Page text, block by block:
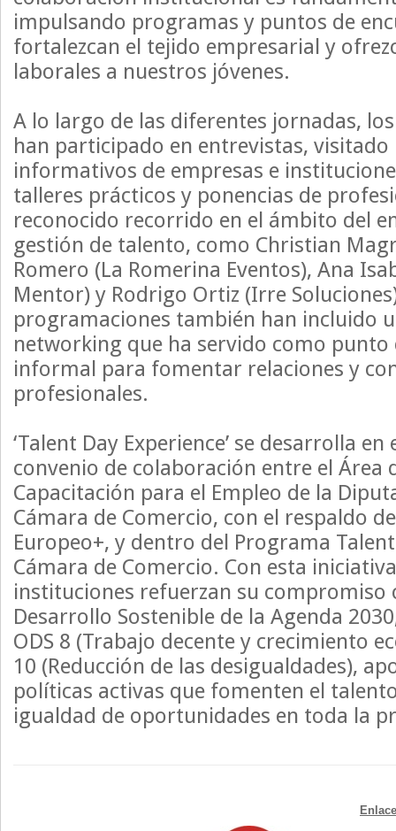
impulsando programas y puntos de
fortalezcan el tejido empresarial y
laborales a nuestros jóvenes.
A lo largo de las diferentes jornadas,
han participado en entrevistas,
informativos de empresas e
talleres prácticos y ponencias de
reconocido recorrido en el ámbito del
gestión de talento, como Christian
Romero (La Romerina Eventos), Ana
Mentor) y Rodrigo Ortiz (Irre
programaciones también han incluido
networking que ha servido como punto
informal para fomentar relaciones y
profesionales.
‘Talent Day Experience’ se desarrolla
convenio de colaboración entre el Área
Capacitación para el Empleo de la
Cámara de Comercio, con el respaldo
Europeo+, y dentro del Programa
Cámara de Comercio. Con esta
instituciones refuerzan su compromiso
Desarrollo Sostenible de la Agenda
ODS 8 (Trabajo decente y crecimiento
10 (Reducción de las desigualdades),
políticas activas que fomenten el
igualdad de oportunidades en toda la